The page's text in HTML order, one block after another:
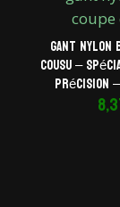
Gant nylon
cousu –
précision